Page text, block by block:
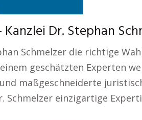
Dr. Stephan
Schmelzer die richtige
geschätzten Experten
maßgeschneiderte
einzigartige